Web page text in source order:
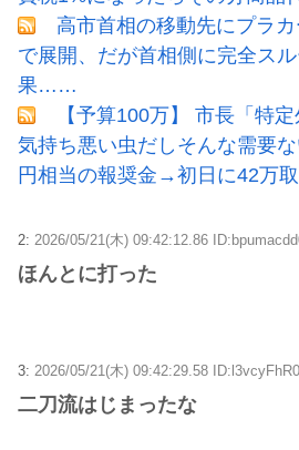
高市首相の移動先にプラ
で展開、だが首相側に完全ス
果……
【予算100万】 市長「特
気持ち悪い虫だしそんな需要
円相当の報奨金→初日に42万
2: 2026/05/21(木) 09:42:12.86
ほんとに打った
3: 2026/05/21(木) 09:42:29.58 ID:l3vcyFhR0
二刀流はじまったな